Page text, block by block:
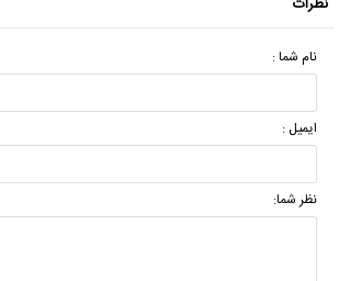
نام شما :
ایمیل :
نظر شما: